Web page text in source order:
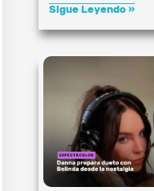
Sigue Leyendo »